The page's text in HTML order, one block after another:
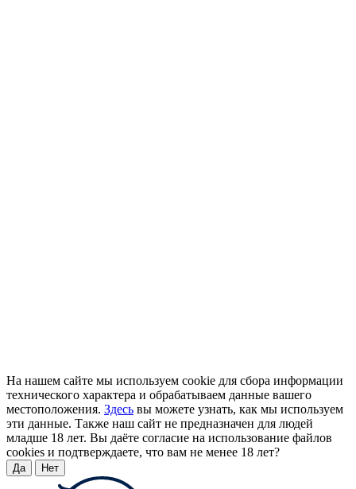
На нашем сайте мы используем cookie для сбора информации
технического характера и обрабатываем данные вашего
местоположения. Здесь вы можете узнать, как мы используем
эти данные. Также наш сайт не предназначен для людей
младше 18 лет. Вы даёте согласие на использование файлов
cookies и подтверждаете, что вам не менее 18 лет?
Да Нет